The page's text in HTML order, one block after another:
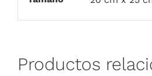
Productos